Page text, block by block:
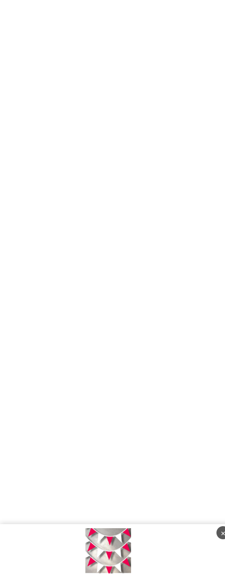
Minggu, 09 Agustus 2026 - 05:28:52 WIB